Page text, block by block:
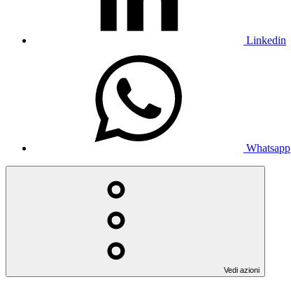
Linkedin
Whatsapp
Vedi azioni